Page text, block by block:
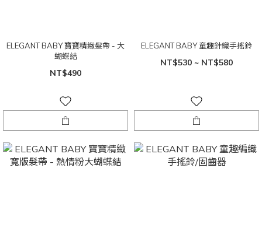
ELEGANT BABY 寶寶精緻髮帶 - 大
蝴蝶結
NT$490
ELEGANT BABY 童趣針織手搖鈴
NT$530 ~ NT$580